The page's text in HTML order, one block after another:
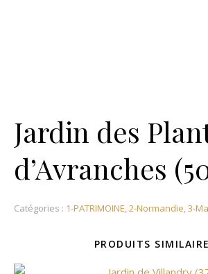
Jardin des
d’Avranches
Catégories : 1-PATRIMOINE,2-Normandie,3-
PRODUITS